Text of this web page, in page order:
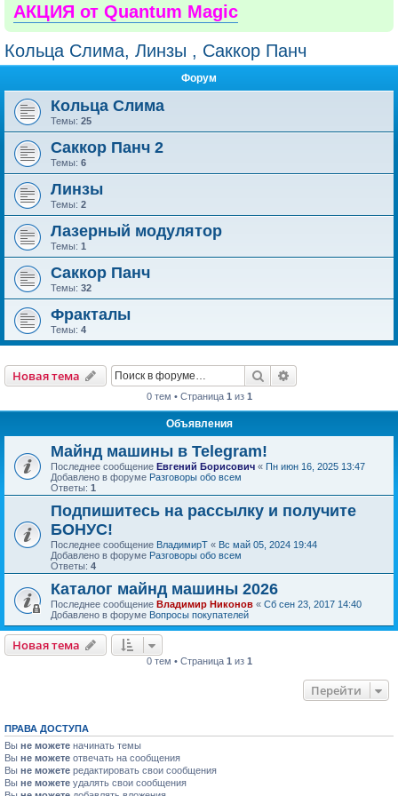
АКЦИЯ от Quantum Magic
Кольца Слима, Линзы , Саккор Панч
Форум
Кольца Слима
Темы: 25
Саккор Панч 2
Темы: 6
Линзы
Темы: 2
Лазерный модулятор
Темы: 1
Саккор Панч
Темы: 32
Фракталы
Темы: 4
Новая тема Поиск
0 тем • Страница 1 из 1
Объявления
Майнд машины в Telegram!
Последнее сообщение Евгений Борисович « Пн июн 16, 2025 13:47
Добавлено в форуме Разговоры обо всем
Ответы: 1
Подпишитесь на рассылку и получите
БОНУС!
Последнее сообщение ВладимирТ « Вс май 05, 2024 19:44
Добавлено в форуме Разговоры обо всем
Ответы: 4
Каталог майнд машины 2026
Последнее сообщение Владимир Никонов « Сб сен 23, 2017 14:40
Добавлено в форуме Вопросы покупателей
Новая тема
0 тем • Страница 1 из 1
Перейти
ПРАВА ДОСТУПА
Вы не можете начинать темы
Вы не можете отвечать на сообщения
Вы не можете редактировать свои сообщения
Вы не можете удалять свои сообщения